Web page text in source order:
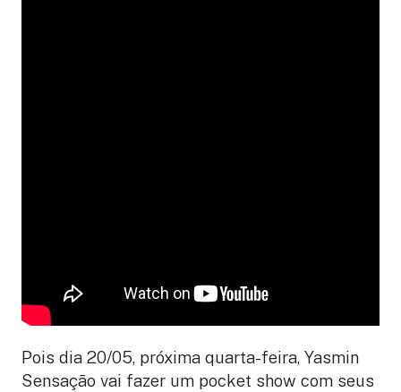
Pois dia 20/05, próxima quarta-feira, Yasmin
Sensação vai fazer um pocket show com seus